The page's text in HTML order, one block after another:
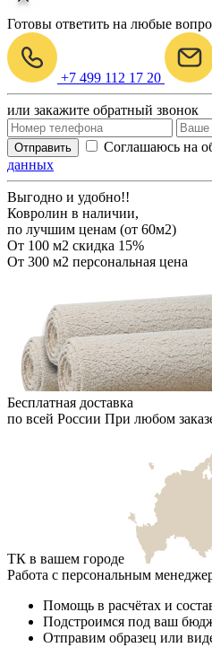
Готовы ответить на любые
+7 499 112 17 20
или закажите обратный звонок
Отправить Соглашаюсь на
данных
Выгодно и удобно!!
Ковролин в наличии,
по лучшим ценам (от 60м2)
От 100 м2 скидка 15%
От 300 м2 персональная цена
Бесплатная доставка
по всей России При любом
ТК в вашем городе
Работа с персональным
Помощь в расчётах и
Подстроимся под ваш
Отправим образец или